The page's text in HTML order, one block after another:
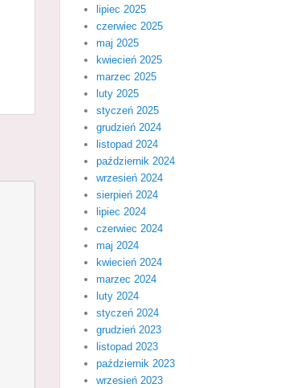
lipiec 2025
czerwiec 2025
maj 2025
kwiecień 2025
marzec 2025
luty 2025
styczeń 2025
grudzień 2024
listopad 2024
październik 2024
wrzesień 2024
sierpień 2024
lipiec 2024
czerwiec 2024
maj 2024
kwiecień 2024
marzec 2024
luty 2024
styczeń 2024
grudzień 2023
listopad 2023
październik 2023
wrzesień 2023